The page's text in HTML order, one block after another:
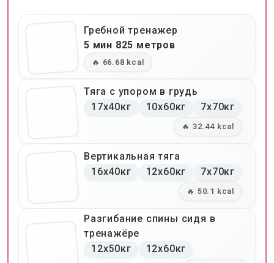
Гребной тренажер
5 мин 825 метров
🔥 66.68 kcal
Тяга с упором в грудь
17x40кг
10x60кг 7x70кг
🔥 32.44 kcal
Вертикальная тяга
16x40кг
12x60кг 7x70кг
🔥 50.1 kcal
Разгибание спины сидя в
тренажёре
12x50кг
12x60кг